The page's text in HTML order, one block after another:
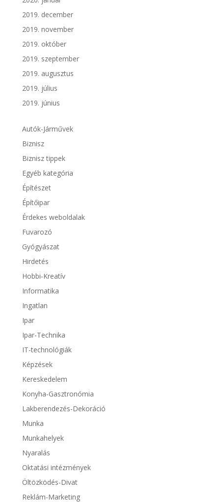
2019. december
2019. november
2019. október
2019. szeptember
2019. augusztus
2019. július
2019. június
Autók-Járművek
Biznisz
Biznisz tippek
Egyéb kategória
Építészet
Építőipar
Érdekes weboldalak
Fuvarozó
Gyógyászat
Hirdetés
Hobbi-Kreatív
Informatika
Ingatlan
Ipar
Ipar-Technika
IT-technológiák
Képzések
Kereskedelem
Konyha-Gasztronómia
Lakberendezés-Dekoráció
Munka
Munkahelyek
Nyaralás
Oktatási intézmények
Öltözködés-Divat
Reklám-Marketing